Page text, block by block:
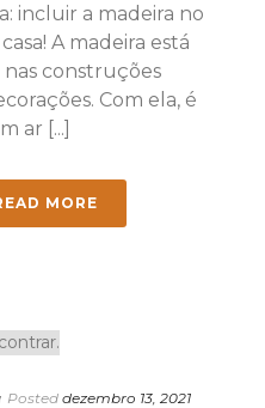
incluir a madeira no
A madeira está
construções
Com ela, é
ar [...]
MORE
Posted dezembro 13, 2021